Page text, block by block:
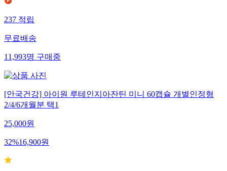
237적립
무료배송
11,993명구매중
[안국건강] 아이원 루테인지아잔틴 미니 60캡슐 개별인정형
2/4/6개월분 택1
25,000원
32%16,900원